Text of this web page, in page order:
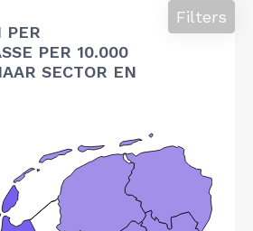
PER
PER 10.000
SECTOR EN
Filters